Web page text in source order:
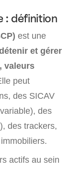
: définition
est une
et gérer
valeurs
peut
des SICAV
des
des trackers,
actifs au sein